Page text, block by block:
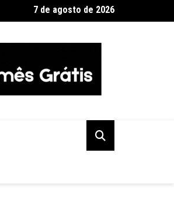
por queda de avião da Voepass
7 de agosto de 2026